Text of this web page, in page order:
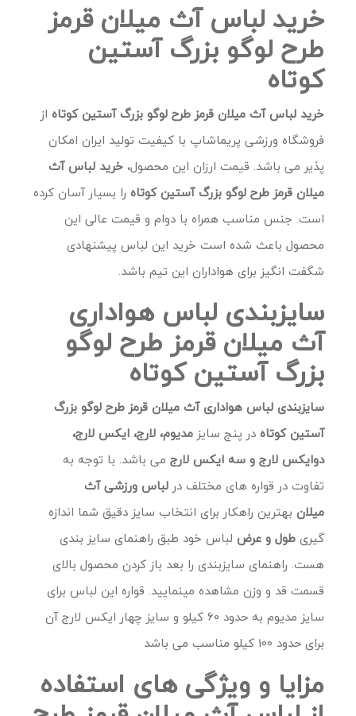
خرید لباس آث میلان قرمز
طرح لوگو بزرگ آستین
کوتاه
خرید لباس آث میلان قرمز طرح لوگو بزرگ آستین کوتاه از
فروشگاه ورزشی پریماشاپ با کیفیت تولید ایران امکان
پذیر می باشد. قیمت ارزان این محصول،خرید لباس آث
میلان قرمز طرح لوگو بزرگ آستین کوتاه را بسیار آسان کرده
است. جنس مناسب همراه با دوام و قیمت عالی این
محصول باعث شده است خرید این لباس پیشنهادی
شگفت انگیز برای هواداران این تیم باشد.
سایزبندی لباس هواداری
آث میلان قرمز طرح لوگو
بزرگ آستین کوتاه
سایزبندی لباس هواداری آث میلان قرمز طرح لوگو بزرگ
آستین کوتاه در پنج سایز مدیوم، لارج، ایکس لارج،
دوایکس لارج و سه ایکس لارج می باشد. با توجه به
تفاوت در قواره های مختلف در لباس ورزشی آث
میلان بهترین راهکار برای انتخاب سایز دقیق شما اندازه
گیریطول و عرض لباس خود طبق راهنمای سایز بندی
هست. راهنمای سایزبندی را بعد باز کردن محصول بالای
قسمت قد و وزن مشاهده مینمایید. قواره این لباس برای
سایز مدیوم به حدود 60 کیلو و سایز چهار ایکس لارج آن
برای حدود 100 کیلو مناسب می باشد
مزایا و ویژگی های استفاده